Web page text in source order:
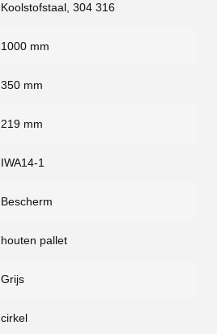
Koolstofstaal, 304 316
1000 mm
350 mm
219 mm
IWA14-1
Bescherm
houten pallet
Grijs
cirkel